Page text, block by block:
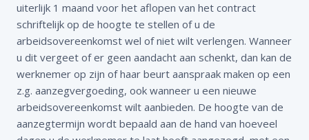
uiterlijk 1 maand voor het aflopen van het contract
schriftelijk op de hoogte te stellen of u de
arbeidsovereenkomst wel of niet wilt verlengen. Wanneer
u dit vergeet of er geen aandacht aan schenkt, dan kan de
werknemer op zijn of haar beurt aanspraak maken op een
z.g. aanzegvergoeding, ook wanneer u een nieuwe
arbeidsovereenkomst wilt aanbieden. De hoogte van de
aanzegtermijn wordt bepaald aan de hand van hoeveel